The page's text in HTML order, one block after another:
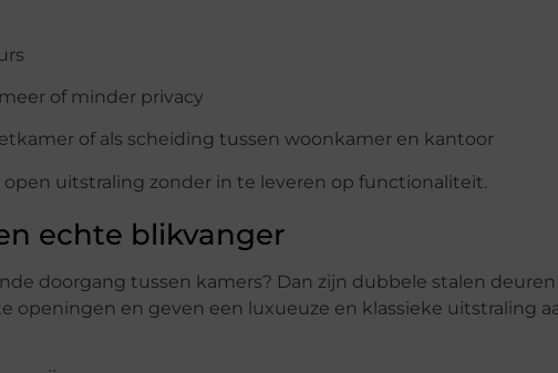
of minder privacy
of als scheiding tussen woonkamer en kantoor
uitstraling zonder in te leveren op functionaliteit.
echte blikvanger
doorgang tussen kamers? Dan zijn dubbele stalen deuren
openingen en geven een luxueuze en klassieke uitstraling